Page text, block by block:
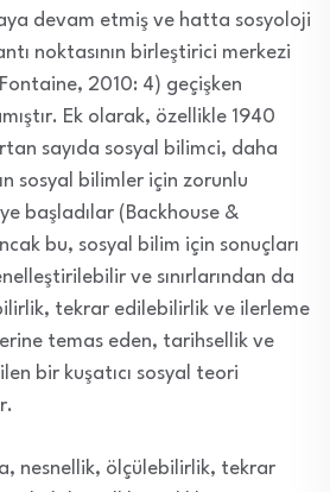
devam etmiş ve hatta sosyoloji
noktasının birleştirici merkezi
2010: 4) geçişken
Ek olarak, özellikle 1940
sayıda sosyal bilimci, daha
sosyal bilimler için zorunlu
başladılar (Backhouse &
bu, sosyal bilim için sonuçları
ve sınırlarından da
tekrar edilebilirlik ve ilerleme
temas eden, tarihsellik ve
bir kuşatıcı sosyal teori
nesnellik, ölçülebilirlik, tekrar